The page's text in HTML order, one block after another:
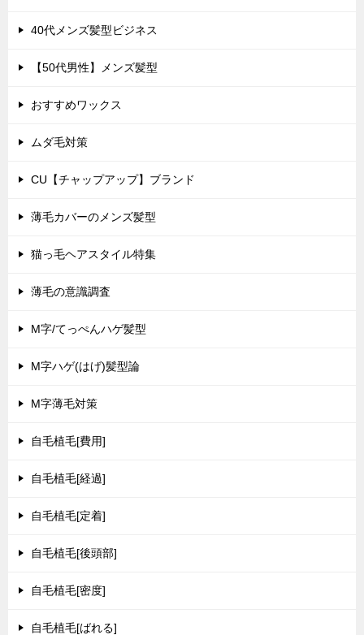
40代メンズ髪型ビジネス
【50代男性】メンズ髪型
おすすめワックス
ムダ毛対策
CU【チャップアップ】ブランド
薄毛カバーのメンズ髪型
猫っ毛ヘアスタイル特集
薄毛の意識調査
M字/てっぺんハゲ髪型
M字ハゲ(はげ)髪型論
M字薄毛対策
自毛植毛[費用]
自毛植毛[経過]
自毛植毛[定着]
自毛植毛[後頭部]
自毛植毛[密度]
自毛植毛[ばれる]